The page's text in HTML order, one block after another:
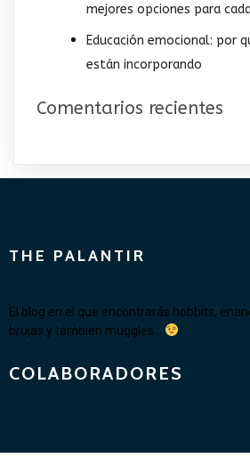
mejores opciones para
Educación emocional: por
están incorporando
Comentarios recientes
THE PALANTIR
El blog en el que encontrarás hobbits,
brujas y también muggles...
COLABORADORES